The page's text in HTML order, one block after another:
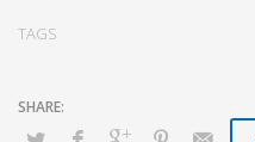
TAGS